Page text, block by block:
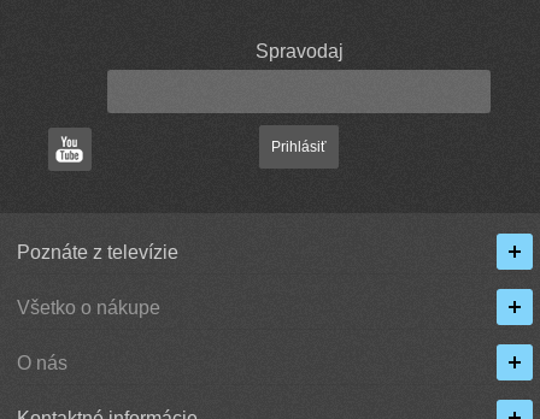
Spravodaj
Prihlásiť
Poznáte z televízie
Všetko o nákupe
O nás